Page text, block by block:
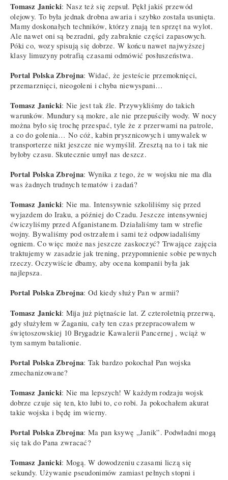
Tomasz Janicki: Nasz też się zepsuł. Pękł jakiś przewód
olejowy. To była jednak drobna awaria i szybko została usunięta.
Mamy doskonałych techników, którzy znają ten sprzęt na wylot.
Ale nawet oni są bezradni, gdy zabraknie części zapasowych.
Póki co, wozy spisują się dobrze. W końcu nawet najwyższej
klasy limuzyny potrafią czasami odmówić posłuszeństwa.
Portal Polska Zbrojna: Widać, że jesteście przemoknięci,
przemarznięci, nieogoleni i chyba niewyspani…
Tomasz Janicki: Nie jest tak źle. Przywykliśmy do takich
warunków. Mundury są mokre, ale nie przepuściły wody. W nocy
można było się trochę przespać, tyle że z przerwami na patrole,
a co do golenia… No cóż, kabin prysznicowych i umywalek w
transporterze nikt jeszcze nie wymyślił. Zresztą na to i tak nie
byłoby czasu. Skutecznie umył nas deszcz.
Portal Polska Zbrojna: Wynika z tego, że w wojsku nie ma dla
was żadnych trudnych tematów i zadań?
Tomasz Janicki: Nie ma. Intensywnie szkoliliśmy się przed
wyjazdem do Iraku, a później do Czadu. Jeszcze intensywniej
ćwiczyliśmy przed Afganistanem. Działaliśmy tam w strefie
wojny. Bywaliśmy pod ostrzałem i sami też odpowiadaliśmy
ogniem. Co więc może nas jeszcze zaskoczyć? Trwające zajęcia
traktujemy w zasadzie jak trening, przypomnienie sobie pewnych
rzeczy. Oczywiście dbamy, aby ocena kompanii była jak
najlepsza.
Portal Polska Zbrojna: Od kiedy służy Pan w armii?
Tomasz Janicki: Mija już piętnaście lat. Z czteroletnią przerwą,
gdy służyłem w Żaganiu, cały ten czas przepracowałem w
świętoszowskiej 10 Brygadzie Kawalerii Pancernej , wciąż w
tym samym batalionie.
Portal Polska Zbrojna: Tak bardzo pokochał Pan wojska
zmechanizowane?
Tomasz Janicki: Nie ma lepszych! W każdym rodzaju wojsk
dobrze czuje się ten, kto lubi to, co robi. Ja pokochałem akurat
takie wojska i będę im wierny.
Portal Polska Zbrojna: Ma pan ksywę „Janik”. Podwładni mogą
się tak do Pana zwracać?
Tomasz Janicki: Mogą. W dowodzeniu czasami liczą się
sekundy. Używanie pseudonimów zamiast pełnych stopni i